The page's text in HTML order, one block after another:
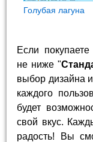
Голубая лагуна
Если покупаете
не ниже "
выбор дизайна
каждого
будет
свой вкус.
радость! Вы